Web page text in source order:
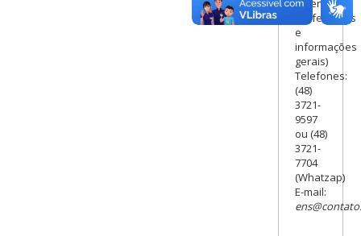
ementas,
professores
e
informações
gerais)
Telefones:
(48)
3721-
9597
ou (48)
3721-
7704
(Whatzap)
E-mail: